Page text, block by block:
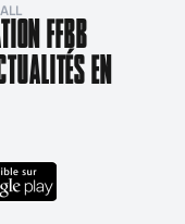
FFBB
EN